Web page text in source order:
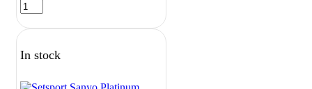
In stock